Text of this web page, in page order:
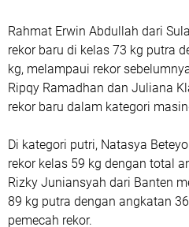
Rahmat Erwin Abdullah dari
rekor baru di kelas 73 kg putra
kg, melampaui rekor
Ripqy Ramadhan dan Juliana
rekor baru dalam kategori
Di kategori putri, Natasya
rekor kelas 59 kg dengan total
Rizky Juniansyah dari Banten
89 kg putra dengan angkatan
pemecah rekor.